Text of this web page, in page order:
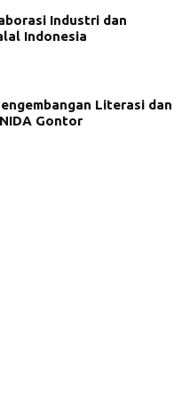
Industri dan
Indonesia
Literasi dan
Gontor